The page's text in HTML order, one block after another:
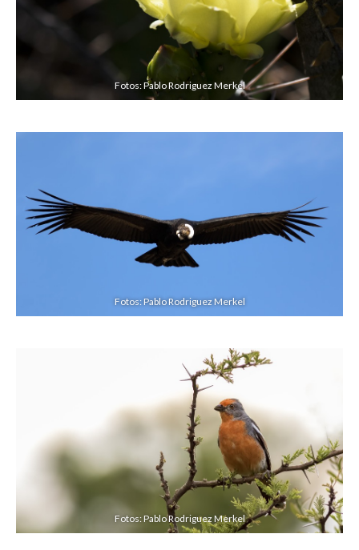
Fotos: Pablo Rodriguez Merkel
Fotos: Pablo Rodriguez Merkel
Fotos: Pablo Rodriguez Merkel